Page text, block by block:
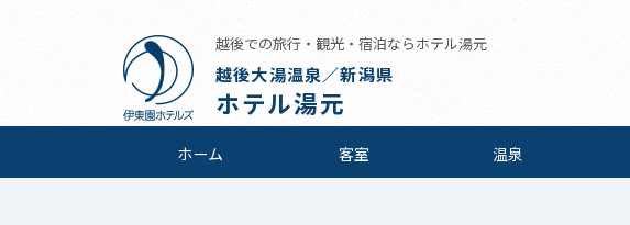
越後での旅行・観光・宿泊ならホテル湯元
越後大湯温泉／新潟県
ホテル湯元
ホーム 客室 温泉